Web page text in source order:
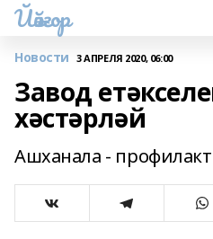
Йәйғор
Новости 3 АПРЕЛЯ 2020, 06:00
Завод
хәстәрләй
Ашханала -